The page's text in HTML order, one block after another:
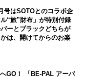
号はSOTOとのコラボ企
“旅”財布」が特別付録
ーとブラックどちらが
は、開けてからのお楽
GO！ 「BE-PAL アーバ